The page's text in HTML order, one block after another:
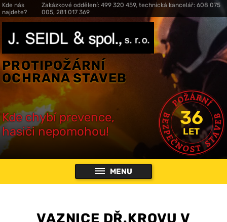
Kde nás
najdete?
Zakázkové oddělení: 499 320 459, technická kancelář: 608 075
005, 281 017 369
PROTIPOŽÁRNÍ
OCHRANA STAVEB
Kde chybí prevence,
hasiči nepomohou!
36
LET
MENU
VAZNICE DŘ.KROVU V